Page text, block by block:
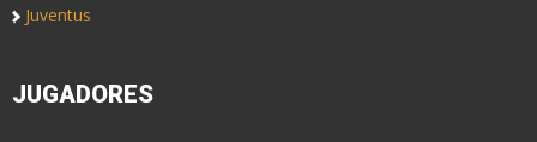
Juventus
JUGADORES